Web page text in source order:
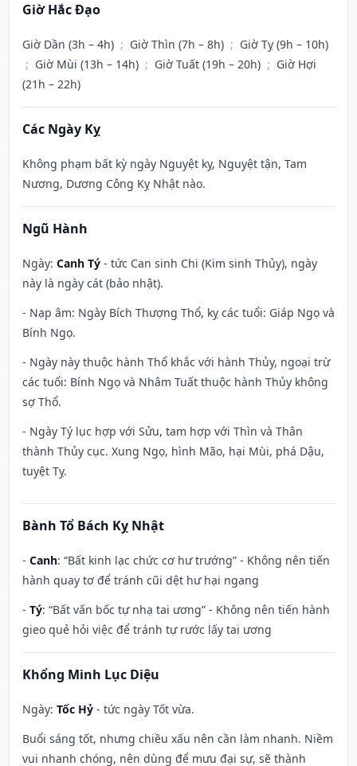
Giờ Hắc Đạo
Giờ Dần (3h – 4h) ; Giờ Thìn (7h – 8h) ; Giờ Tỵ (9h – 10h)
; Giờ Mùi (13h – 14h) ; Giờ Tuất (19h – 20h) ; Giờ Hợi
(21h – 22h)
Các Ngày Kỵ
Không phạm bất kỳ ngày Nguyệt kỵ, Nguyệt tận, Tam
Nương, Dương Công Kỵ Nhật nào.
Ngũ Hành
Ngày: Canh Tý - tức Can sinh Chi (Kim sinh Thủy), ngày
này là ngày cát (bảo nhật).
- Nạp âm: Ngày Bích Thượng Thổ, kỵ các tuổi: Giáp Ngọ và
Bính Ngọ.
- Ngày này thuộc hành Thổ khắc với hành Thủy, ngoại trừ
các tuổi: Bính Ngọ và Nhâm Tuất thuộc hành Thủy không
sợ Thổ.
- Ngày Tý lục hợp với Sửu, tam hợp với Thìn và Thân
thành Thủy cục. Xung Ngọ, hình Mão, hại Mùi, phá Dậu,
tuyệt Tỵ.
Bành Tổ Bách Kỵ Nhật
- Canh: “Bất kinh lạc chức cơ hư trướng” - Không nên tiến
hành quay tơ để tránh cũi dệt hư hại ngang
- Tý: “Bất vấn bốc tự nhạ tai ương” - Không nên tiến hành
gieo quẻ hỏi việc để tránh tự rước lấy tai ương
Khổng Minh Lục Diệu
Ngày: Tốc Hỷ - tức ngày Tốt vừa.
Buổi sáng tốt, nhưng chiều xấu nên cần làm nhanh. Niềm
vui nhanh chóng, nên dùng để mưu đại sự, sẽ thành